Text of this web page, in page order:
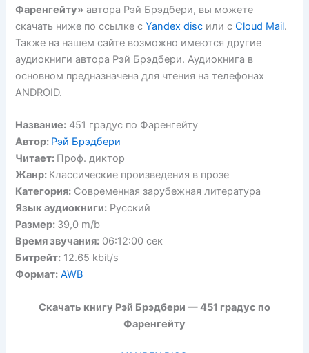
Фаренгейту» автора Рэй Брэдбери, вы можете
скачать ниже по ссылке сYandex disc или сCloud Mail.
Также на нашем сайте возможно имеются другие
аудиокниги автора Рэй Брэдбери. Аудиокнига в
основном предназначена для чтения на телефонах
ANDROID.
Название: 451 градус по Фаренгейту
Автор: Рэй Брэдбери
Читает: Проф. диктор
Жанр: Классические произведения в прозе
Категория: Современная зарубежная литература
Язык аудиокниги: Русский
Размер: 39,0 m/b
Время звучания: 06:12:00 сек
Битрейт: 12.65 kbit/s
Формат: AWB
Скачать книгу Рэй Брэдбери — 451 градус по
Фаренгейту